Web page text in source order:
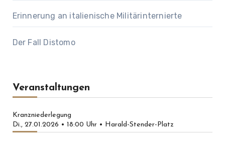
Erinnerung an italienische Militärinternierte
Der Fall Distomo
Veranstaltungen
Kranzniederlegung
Di., 27.01.2026 • 18:00 Uhr • Harald-Stender-Platz